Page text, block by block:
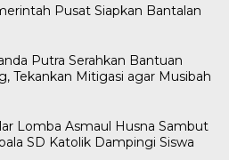
Pusat Siapkan Bantalan
Putra Serahkan Bantuan
Tekankan Mitigasi agar Musibah
Lomba Asmaul Husna Sambut
SD Katolik Dampingi Siswa